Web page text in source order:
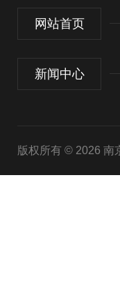
网站首页
新闻中心
版权所有 © 2026 南